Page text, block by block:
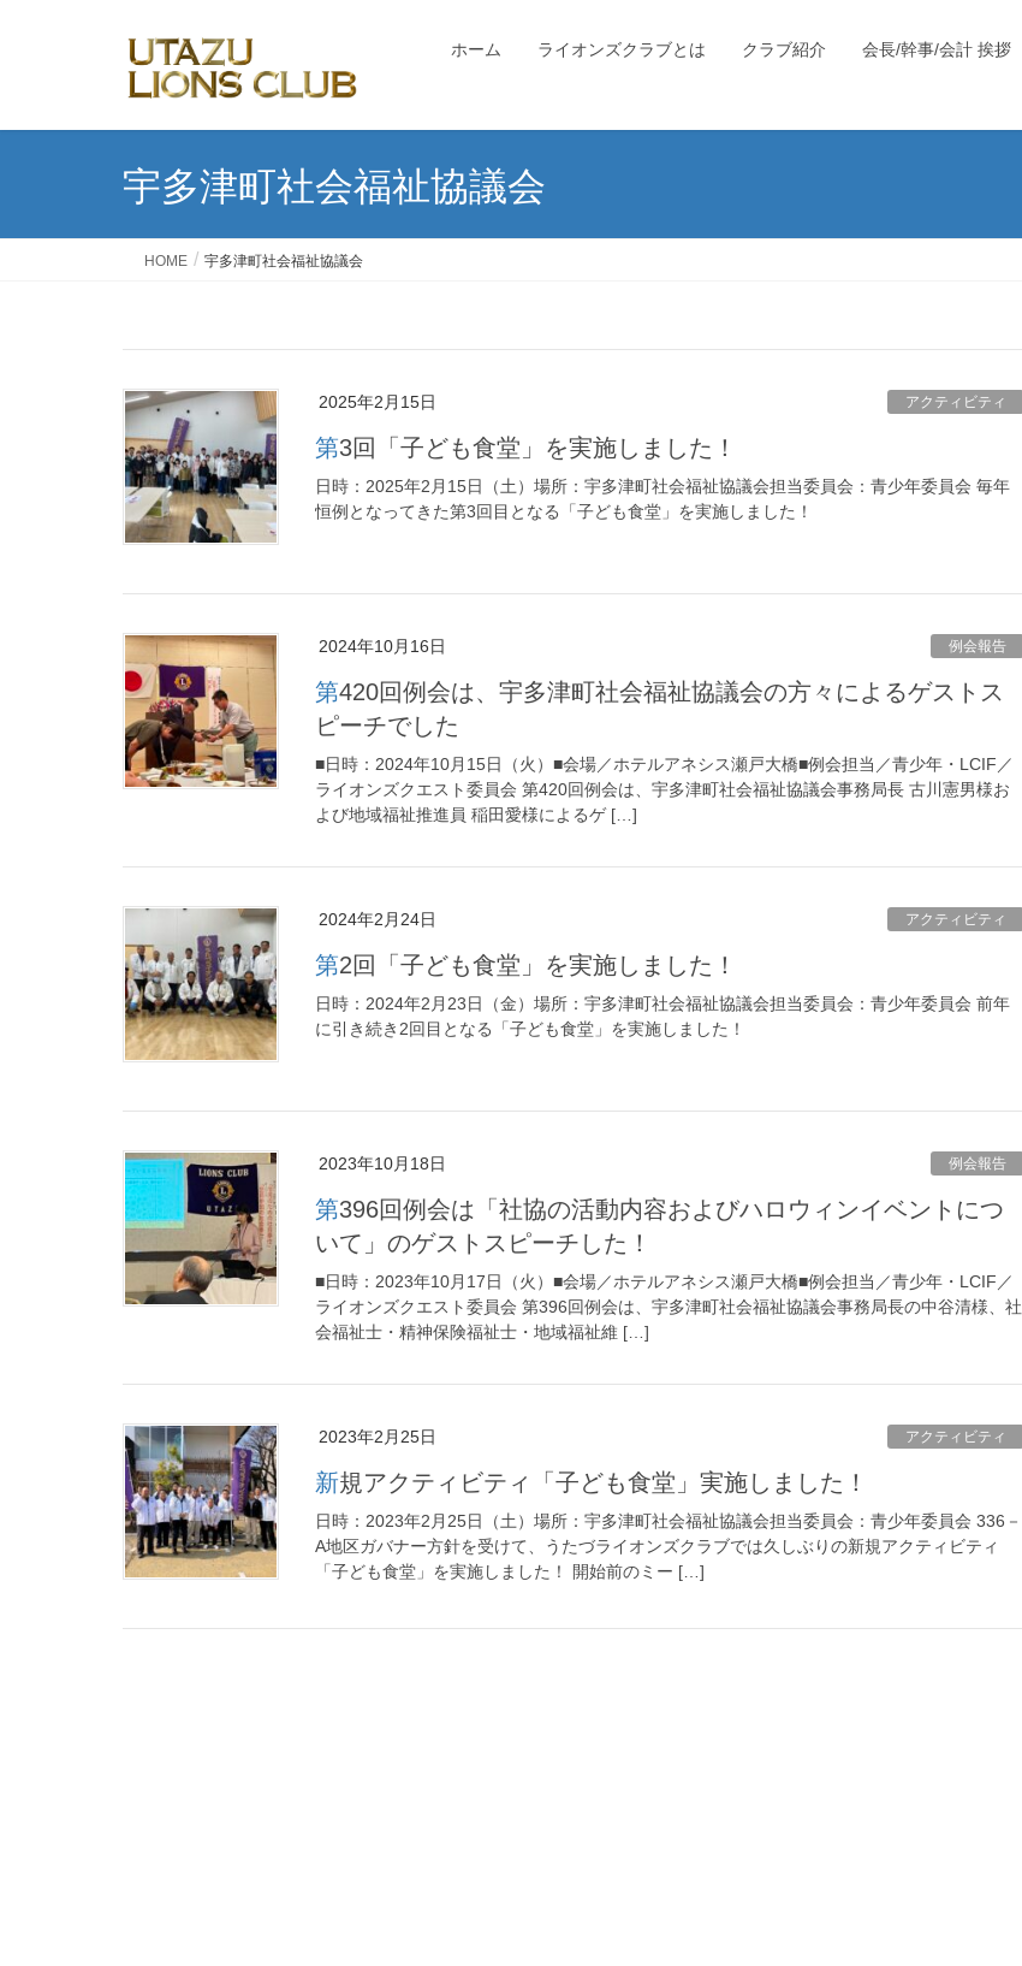
ホーム ライオンズクラブとは クラブ紹介 会長/幹事/会計 挨拶
宇多津町社会福祉協議会
HOME 宇多津町社会福祉協議会
2025年2月15日 アクティビティ
第3回「子ども食堂」を実施しました！
日時：2025年2月15日（土）場所：宇多津町社会福祉協議会担当委員会：青少年委員会 毎年
恒例となってきた第3回目となる「子ども食堂」を実施しました！
2024年10月16日 例会報告
第420回例会は、宇多津町社会福祉協議会の方々によるゲストス
ピーチでした
■日時：2024年10月15日（火）■会場／ホテルアネシス瀬戸大橋■例会担当／青少年・LCIF／
ライオンズクエスト委員会 第420回例会は、宇多津町社会福祉協議会事務局長 古川憲男様お
よび地域福祉推進員 稲田愛様によるゲ […]
2024年2月24日 アクティビティ
第2回「子ども食堂」を実施しました！
日時：2024年2月23日（金）場所：宇多津町社会福祉協議会担当委員会：青少年委員会 前年
に引き続き2回目となる「子ども食堂」を実施しました！
2023年10月18日 例会報告
第396回例会は「社協の活動内容およびハロウィンイベントにつ
いて」のゲストスピーチした！
■日時：2023年10月17日（火）■会場／ホテルアネシス瀬戸大橋■例会担当／青少年・LCIF／
ライオンズクエスト委員会 第396回例会は、宇多津町社会福祉協議会事務局長の中谷清様、社
会福祉士・精神保険福祉士・地域福祉維 […]
2023年2月25日 アクティビティ
新規アクティビティ「子ども食堂」実施しました！
日時：2023年2月25日（土）場所：宇多津町社会福祉協議会担当委員会：青少年委員会 336－
A地区ガバナー方針を受けて、うたづライオンズクラブでは久しぶりの新規アクティビティ
「子ども食堂」を実施しました！ 開始前のミー […]